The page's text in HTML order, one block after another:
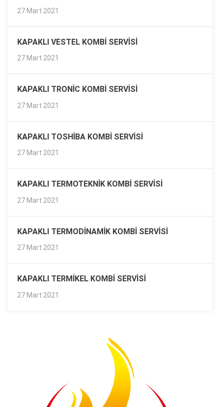
27 Mart 2021
KAPAKLI VESTEL KOMBI SERVISI
27 Mart 2021
KAPAKLI TRONIC KOMBI SERVISI
27 Mart 2021
KAPAKLI TOSHIBA KOMBI SERVISI
27 Mart 2021
KAPAKLI TERMOTEKNIK KOMBI SERVISI
27 Mart 2021
KAPAKLI TERMODINAMIK KOMBI SERVISI
27 Mart 2021
KAPAKLI TERMIKEL KOMBI SERVISI
27 Mart 2021